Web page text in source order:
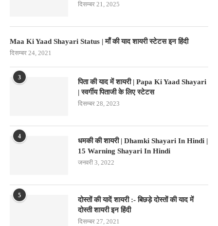
दिसम्बर 21, 2025
Maa Ki Yaad Shayari Status | माँ की याद शायरी स्टेटस इन हिंदी
दिसम्बर 24, 2021
3
पिता की याद में शायरी | Papa Ki Yaad Shayari
| स्वर्गीय पिताजी के लिए स्टेटस
दिसम्बर 28, 2023
4
धमकी की शायरी | Dhamki Shayari In Hindi |
15 Warning Shayari In Hindi
जनवरी 3, 2022
5
दोस्तों की यादें शायरी :- बिछड़े दोस्तों की याद में
दोस्ती शायरी इन हिंदी
दिसम्बर 27, 2021